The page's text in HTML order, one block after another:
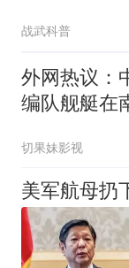
战武科普
外网热议：
编队舰艇在
切果妹影视